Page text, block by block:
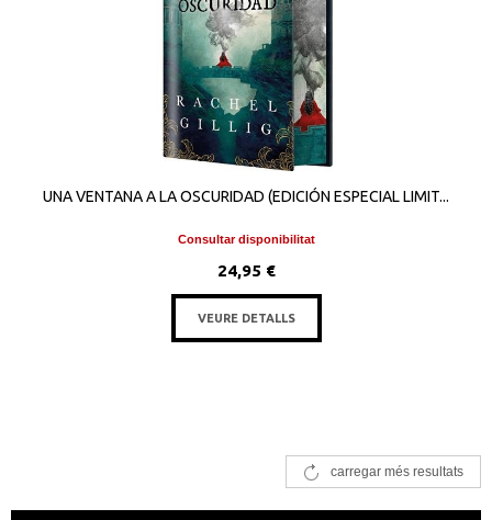
UNA VENTANA A LA OSCURIDAD (EDICIÓN ESPECIAL LIMIT...
Consultar disponibilitat
24,95 €
VEURE DETALLS
carregar més resultats